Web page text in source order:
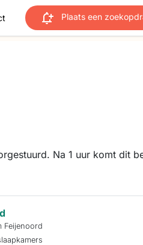
Plaats een
Na 1 uur komt dit
Feijenoord